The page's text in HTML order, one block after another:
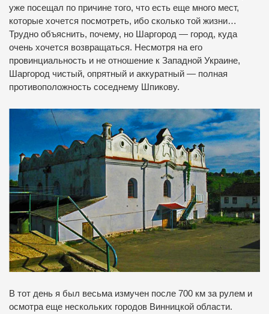
уже посещал по причине того, что есть еще много мест,
которые хочется посмотреть, ибо сколько той жизни…
Трудно объяснить, почему, но Шаргород — город, куда
очень хочется возвращаться. Несмотря на его
провинциальность и не отношение к Западной Украине,
Шаргород чистый, опрятный и аккуратный — полная
противоположность соседнему Шпикову.
В тот день я был весьма измучен после 700 км за рулем и
осмотра еще нескольких городов Винницкой области.